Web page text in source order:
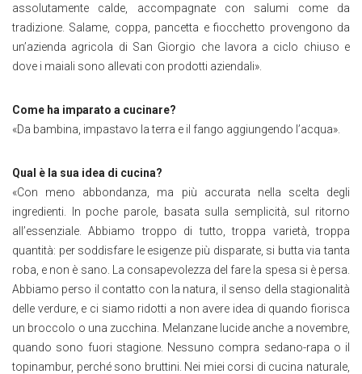
assolutamente calde, accompagnate con salumi come da
tradizione. Salame, coppa, pancetta e fiocchetto provengono da
un’azienda agricola di San Giorgio che lavora a ciclo chiuso e
dove i maiali sono allevati con prodotti aziendali».
Come ha imparato a cucinare?
«Da bambina, impastavo la terra e il fango aggiungendo l’acqua».
Qual è la sua idea di cucina?
«Con meno abbondanza, ma più accurata nella scelta degli
ingredienti. In poche parole, basata sulla semplicità, sul ritorno
all’essenziale. Abbiamo troppo di tutto, troppa varietà, troppa
quantità: per soddisfare le esigenze più disparate, si butta via tanta
roba, e non è sano. La consapevolezza del fare la spesa si è persa.
Abbiamo perso il contatto con la natura, il senso della stagionalità
delle verdure, e ci siamo ridotti a non avere idea di quando fiorisca
un broccolo o una zucchina. Melanzane lucide anche a novembre,
quando sono fuori stagione. Nessuno compra sedano-rapa o il
topinambur, perché sono bruttini. Nei miei corsi di cucina naturale,